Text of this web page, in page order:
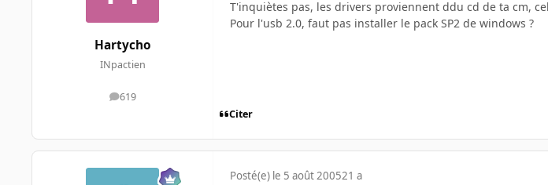
Hartycho
INpactien
619
messages
T'inquiètes pas, les drivers proviennent ddu cd de ta cm,
Pour l'usb 2.0, faut pas installer le pack SP2 de windows ?
Citer
Posté(e) le 5 août 200521 a